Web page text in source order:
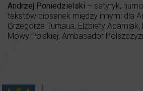
Andrzej Poniedzielski – satyryk,
tekstów piosenek między innymi dla
Grzegorza Turnaua, Elżbiety
Mowy Polskiej, Ambasador